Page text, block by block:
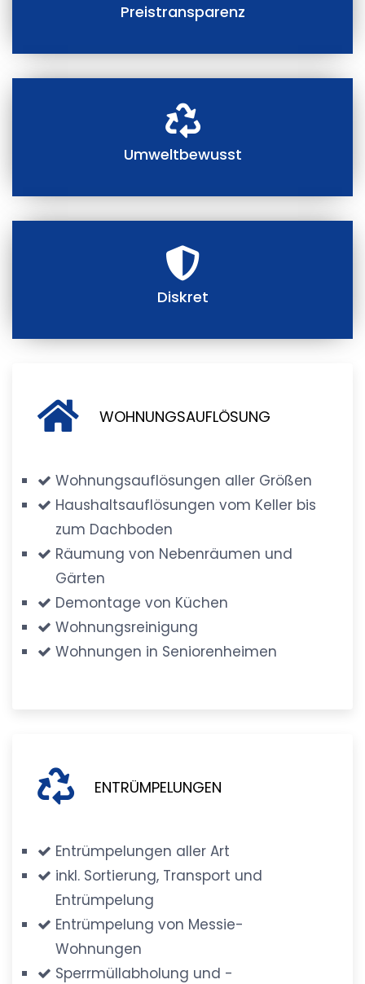
Preistransparenz
Umweltbewusst
Diskret
WOHNUNGSAUFLÖSUNG
Wohnungsauflösungen aller Größen
Haushaltsauflösungen vom Keller bis
zum Dachboden
Räumung von Nebenräumen und
Gärten
Demontage von Küchen
Wohnungsreinigung
Wohnungen in Seniorenheimen
ENTRÜMPELUNGEN
Entrümpelungen aller Art
inkl. Sortierung, Transport und
Entrümpelung
Entrümpelung von Messie-
Wohnungen
Sperrmüllabholung und -